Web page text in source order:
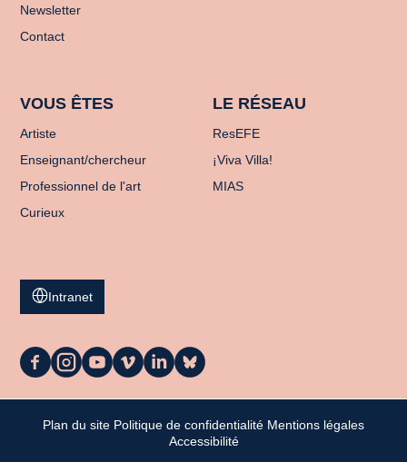
Newsletter
Contact
VOUS ÊTES
Artiste
Enseignant/chercheur
Professionnel de l'art
Curieux
LE RÉSEAU
ResEFE
¡Viva Villa!
MIAS
Intranet
La
sur
Facebook
La
sur
Instagram
La
sur
Youtube
La
sur
Vimeo
La
sur
LinkedIn
La
sur
Bluesky
Plan du site Politique de confidentialité Mentions légales
Accessibilité